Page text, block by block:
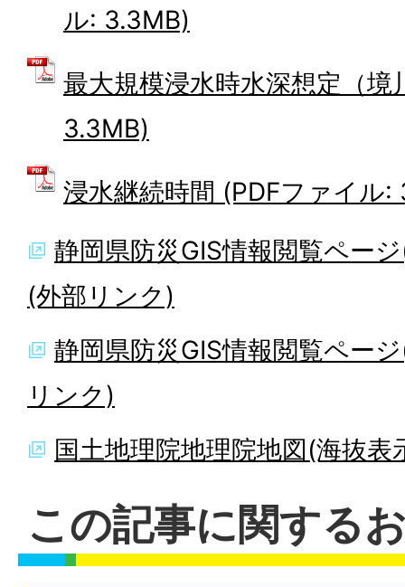
ル: 3.3MB)
最大規模浸水時水深想定（境
3.3MB)
浸水継続時間 (PDFファイル:
静岡県防災GIS情報閲覧ペー
(外部リンク)
静岡県防災GIS情報閲覧ペー
リンク)
国土地理院地理院地図(海抜
この記事に関する